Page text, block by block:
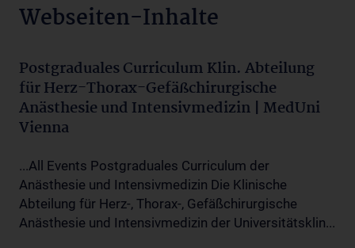
Webseiten-Inhalte
Postgraduales Curriculum Klin. Abteilung
für Herz-Thorax-Gefäßchirurgische
Anästhesie und Intensivmedizin | MedUni
Vienna
...All Events Postgraduales Curriculum der
Anästhesie und Intensivmedizin Die Klinische
Abteilung für Herz-, Thorax-, Gefäßchirurgische
Anästhesie und Intensivmedizin der Universitätsklin...